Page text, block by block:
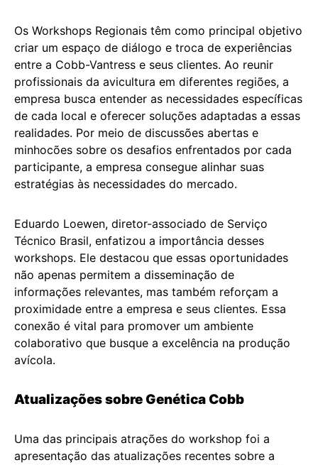
Os Workshops Regionais têm como principal objetivo
criar um espaço de diálogo e troca de experiências
entre a Cobb-Vantress e seus clientes. Ao reunir
profissionais da avicultura em diferentes regiões, a
empresa busca entender as necessidades específicas
de cada local e oferecer soluções adaptadas a essas
realidades. Por meio de discussões abertas e
minhocões sobre os desafios enfrentados por cada
participante, a empresa consegue alinhar suas
estratégias às necessidades do mercado.
Eduardo Loewen, diretor-associado de Serviço
Técnico Brasil, enfatizou a importância desses
workshops. Ele destacou que essas oportunidades
não apenas permitem a disseminação de
informações relevantes, mas também reforçam a
proximidade entre a empresa e seus clientes. Essa
conexão é vital para promover um ambiente
colaborativo que busque a excelência na produção
avícola.
Atualizações sobre Genética Cobb
Uma das principais atrações do workshop foi a
apresentação das atualizações recentes sobre a